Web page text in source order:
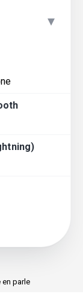
▾
en parle